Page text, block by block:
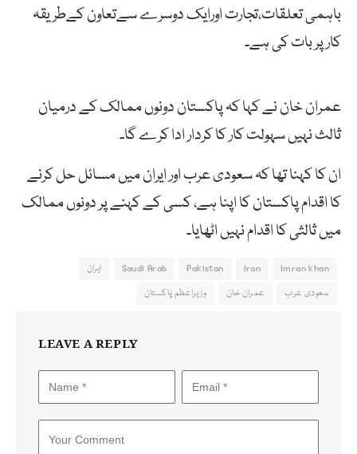
باہمی تعلقات،تجارت اورایک دوسرے سےتعاون کےطریقہ
کارپر بات کی ہے۔
عمران خان نے کہا کہ پاکستان دونوں ممالک کے درمیان
ثالث نہیں سہولت کار کا کردار ادا کرے گا۔
ان کا کہنا تھا کہ سعودی عرب اور ایران میں مسائل حل کرنے
کا اقدام پاکستان کا اپنا ہے، کسی کے کہنے پر دونوں ممالک
میں ثالثی کا اقدام نہیں اٹھایا۔
Imran khan
Iran
Pakistan
Saudi Arab
ایران
سعودی عرب
عمران خان وزیراعظم پاکستان
LEAVE A REPLY